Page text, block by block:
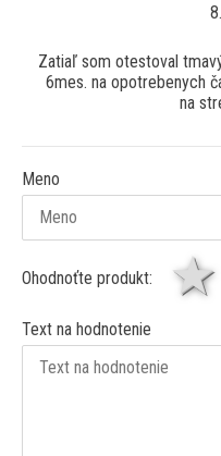
Zatiaľ som otestoval
6mes. na opotrebenych
na
Meno
Ohodnoťte produkt:
Text na hodnotenie